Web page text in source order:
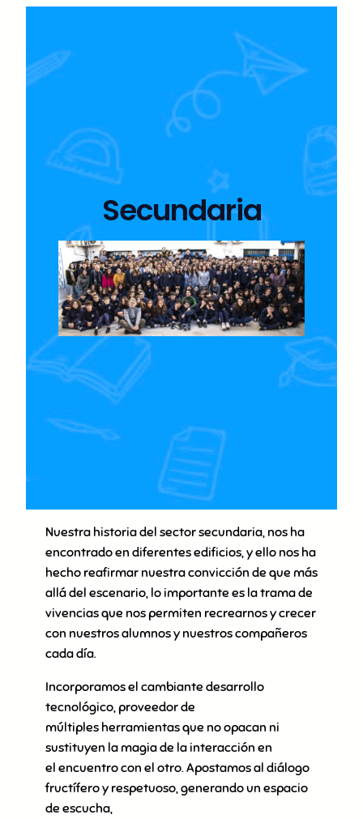
Secundaria
Nuestra historia del sector secundaria, nos ha
encontrado en diferentes edificios, y ello nos ha
hecho reafirmar nuestra convicción de que más
allá del escenario, lo importante es la trama de
vivencias que nos permiten recrearnos y crecer
con nuestros alumnos y nuestros compañeros
cada día.
Incorporamos el cambiante desarrollo
tecnológico, proveedor de
múltiples herramientas que no opacan ni
sustituyen la magia de la interacción en
el encuentro con el otro. Apostamos al diálogo
fructífero y respetuoso, generando un espacio
de escucha,